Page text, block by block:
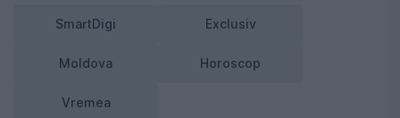
SmartDigi Exclusiv
Moldova Horoscop
Vremea